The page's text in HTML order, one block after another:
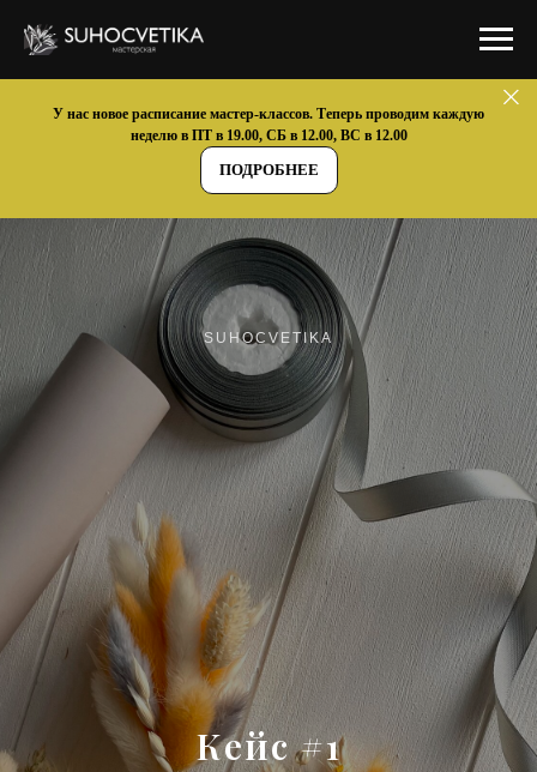
У нас новое расписание мастер-классов. Теперь проводим каждую
неделю в ПТ в 19.00, СБ в 12.00, ВС в 12.00
ПОДРОБНЕЕ
Кейс #1
SUHOCVETIKA